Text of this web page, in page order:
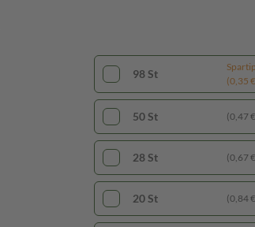
98 St
(0,35
50 St (0,47
28 St (0,67
20 St (0,84